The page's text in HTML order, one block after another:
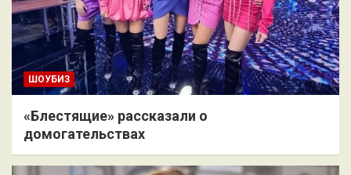
ШОУБИЗ
«Блестящие» рассказали о
домогательствах